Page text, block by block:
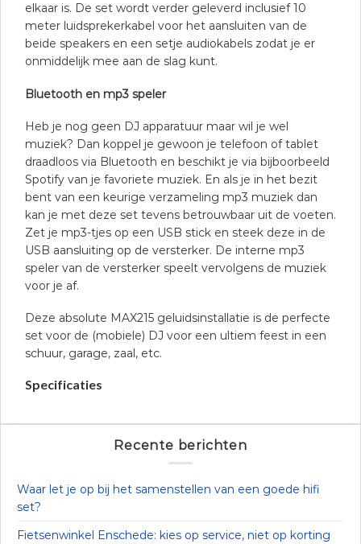
elkaar is. De set wordt verder geleverd inclusief 10
meter luidsprekerkabel voor het aansluiten van de
beide speakers en een setje audiokabels zodat je er
onmiddelijk mee aan de slag kunt.
Bluetooth en mp3 speler
Heb je nog geen DJ apparatuur maar wil je wel
muziek? Dan koppel je gewoon je telefoon of tablet
draadloos via Bluetooth en beschikt je via bijboorbeeld
Spotify van je favoriete muziek. En als je in het bezit
bent van een keurige verzameling mp3 muziek dan
kan je met deze set tevens betrouwbaar uit de voeten.
Zet je mp3-tjes op een USB stick en steek deze in de
USB aansluiting op de versterker. De interne mp3
speler van de versterker speelt vervolgens de muziek
voor je af.
Deze absolute MAX215 geluidsinstallatie is de perfecte
set voor de (mobiele) DJ voor een ultiem feest in een
schuur, garage, zaal, etc.
Specificaties
Recente berichten
Waar let je op bij het samenstellen van een goede hifi
set?
Fietsenwinkel Enschede: kies op service, niet op korting